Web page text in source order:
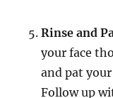
Rinse and
your face
and pat
Follow up